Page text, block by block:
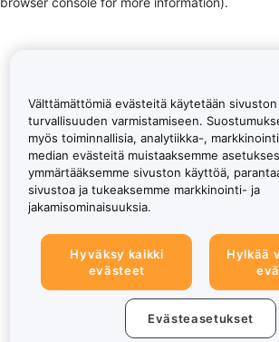
Välttämättömiä evästeitä käytetään
turvallisuuden varmistamiseen.
myös toiminnallisia, analytiikka-,
median evästeitä muistaaksemme
ymmärtääksemme sivuston käyttöä,
sivustoa ja tukeaksemme markkinointi- ja
jakamisominaisuuksia.
Hyväksy kaikki
evästeet
Hylkää
Evästeasetukset